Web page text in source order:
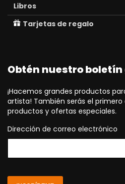
Libros
Tarjetas de regalo
Obtén nuestro
¡Hacemos grandes productos
artista! También serás el primero
productos y ofertas especiales.
Dirección de correo electrónico